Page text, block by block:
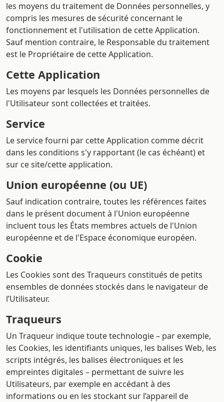
les moyens du traitement de Données personnelles, y
compris les mesures de sécurité concernant le
fonctionnement et l'utilisation de cette Application.
Sauf mention contraire, le Responsable du traitement
est le Propriétaire de cette Application.
Cette Application
Les moyens par lesquels les Données personnelles de
l'Utilisateur sont collectées et traitées.
Service
Le service fourni par cette Application comme décrit
dans les conditions s'y rapportant (le cas échéant) et
sur ce site/cette application.
Union européenne (ou UE)
Sauf indication contraire, toutes les références faites
dans le présent document à l'Union européenne
incluent tous les États membres actuels de l'Union
européenne et de l'Espace économique européen.
Cookie
Les Cookies sont des Traqueurs constitués de petits
ensembles de données stockés dans le navigateur de
l’Utilisateur.
Traqueurs
Un Traqueur indique toute technologie – par exemple,
les Cookies, les identifiants uniques, les balises Web, les
scripts intégrés, les balises électroniques et les
empreintes digitales – permettant de suivre les
Utilisateurs, par exemple en accédant à des
informations ou en les stockant sur l’appareil de